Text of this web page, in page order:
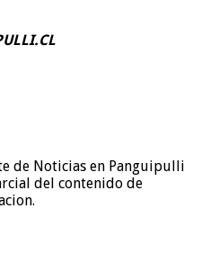
de Noticias en Panguipulli
del contenido de